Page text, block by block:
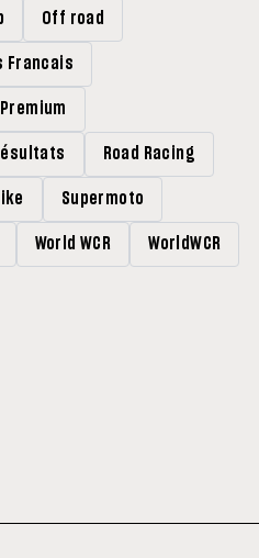
Off road
Francais
Premium
Road Racing
Supermoto
World WCR WorldWCR